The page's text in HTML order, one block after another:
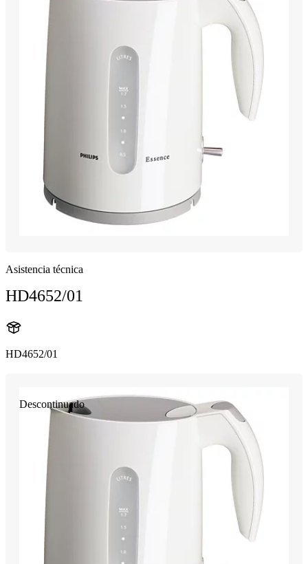
Asistencia técnica
HD4652/01
HD4652/01
Descontinuado